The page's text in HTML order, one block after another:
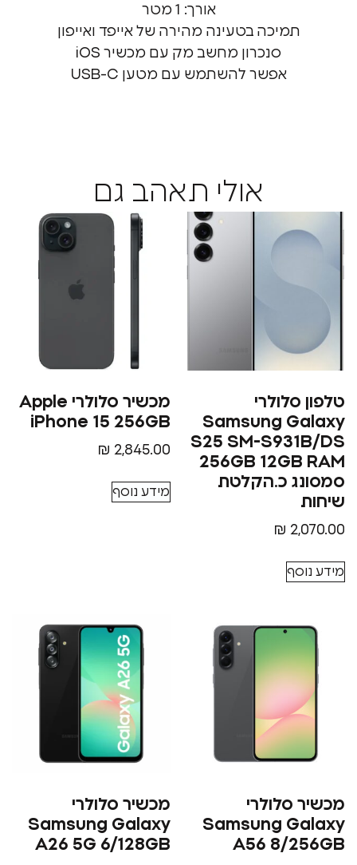
תמיכה בטעינה מהירה של אייפד ואייפון
סנכרון מחשב מק עם מכשיר iOS
אפשר להשתמש עם מטען USB-C
אולי תאהב גם
Samsung
S25 SM-
256GB
כ.הקלטת
₪
מכשיר סלולרי Apple
iPhone 15 256GB
2,845.00
₪
Samsung
A56 8/
מכשיר סלולרי
Samsung Galaxy
A26 5G 6/128GB